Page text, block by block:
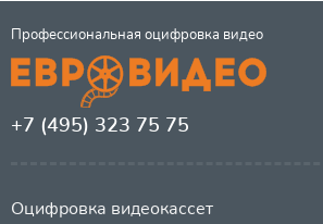
Профессиональная оцифровка видео
+7 (495) 323 75 75
Оцифровка видеокассет